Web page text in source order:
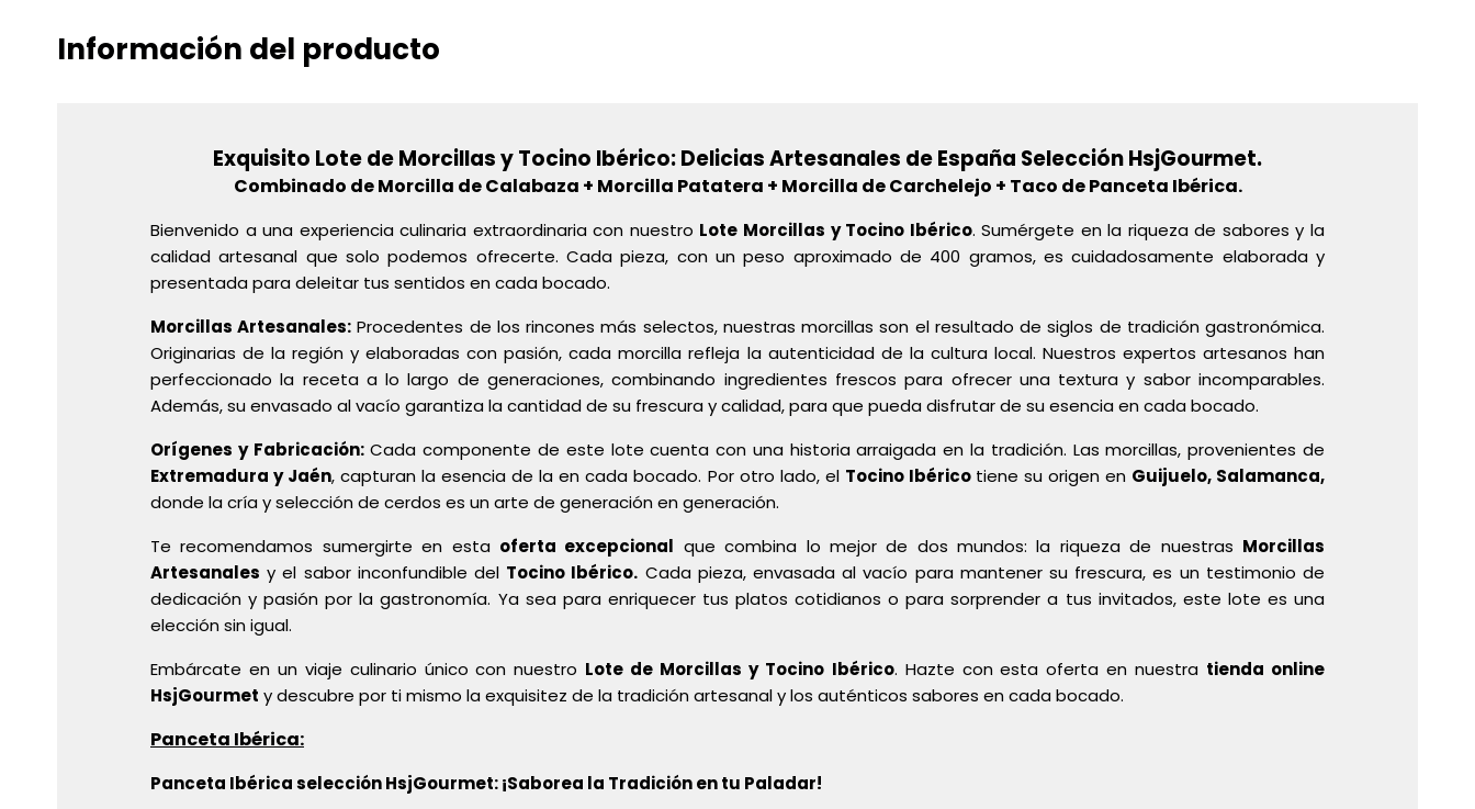
Información del producto
Exquisito Lote de Morcillas y Tocino Ibérico: Delicias Artesanales de España Selección HsjGourmet.
Combinado de Morcilla de Calabaza + Morcilla Patatera + Morcilla de Carchelejo + Taco de Panceta Ibérica.
Bienvenido a una experiencia culinaria extraordinaria con nuestro Lote Morcillas y Tocino Ibérico. Sumérgete en la riqueza de sabores y la
calidad artesanal que solo podemos ofrecerte. Cada pieza, con un peso aproximado de 400 gramos, es cuidadosamente elaborada y
presentada para deleitar tus sentidos en cada bocado.
Morcillas Artesanales: Procedentes de los rincones más selectos, nuestras morcillas son el resultado de siglos de tradición gastronómica.
Originarias de la región y elaboradas con pasión, cada morcilla refleja la autenticidad de la cultura local. Nuestros expertos artesanos han
perfeccionado la receta a lo largo de generaciones, combinando ingredientes frescos para ofrecer una textura y sabor incomparables.
Además, su envasado al vacío garantiza la cantidad de su frescura y calidad, para que pueda disfrutar de su esencia en cada bocado.
Orígenes y Fabricación:Cada componente de este lote cuenta con una historia arraigada en la tradición. Las morcillas, provenientes de
Extremadura y Jaén, capturan la esencia de la en cada bocado. Por otro lado, el Tocino Ibérico tiene su origen en Guijuelo, Salamanca,
donde la cría y selección de cerdos es un arte de generación en generación.
Te recomendamos sumergirte en esta oferta excepcional que combina lo mejor de dos mundos: la riqueza de nuestras Morcillas
Artesanales y el sabor inconfundible del Tocino Ibérico. Cada pieza, envasada al vacío para mantener su frescura, es un testimonio de
dedicación y pasión por la gastronomía. Ya sea para enriquecer tus platos cotidianos o para sorprender a tus invitados, este lote es una
elección sin igual.
Embárcate en un viaje culinario único con nuestro Lote de Morcillas y Tocino Ibérico. Hazte con esta oferta en nuestra tienda online
HsjGourmet y descubre por ti mismo la exquisitez de la tradición artesanal y los auténticos sabores en cada bocado.
Panceta Ibérica:
Panceta Ibérica selección HsjGourmet: ¡Saborea la Tradición en tu Paladar!